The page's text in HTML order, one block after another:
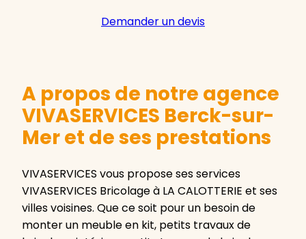
Demander un devis
A propos de notre agence
VIVASERVICES Berck-sur-
Mer et de ses prestations
VIVASERVICES vous propose ses services
VIVASERVICES Bricolage à LA CALOTTERIE et ses
villes voisines. Que ce soit pour un besoin de
monter un meuble en kit, petits travaux de